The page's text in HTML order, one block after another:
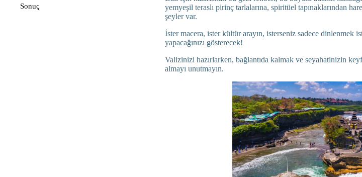
Sonuç
yemyeşil teraslı pirinç tarlalarına, spiritüel tapınaklarından
şeyler var.
İster macera, ister kültür arayın, isterseniz sadece dinlenmek
yapacağınızı gösterecek!
Valizinizi hazırlarken, bağlantıda kalmak ve seyahatinizin
almayı unutmayın.